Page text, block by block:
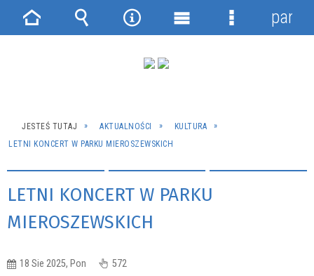
JESTEŚ TUTAJ AKTUALNOŚCI
KULTURA
LETNI KONCERT W PARKU MIEROSZEWSKICH
LETNI KONCERT W PARKU
MIEROSZEWSKICH
18 Sie 2025, Pon 572
Strona Wyszukiwarka
NarzędziaMenu
Menu
panel